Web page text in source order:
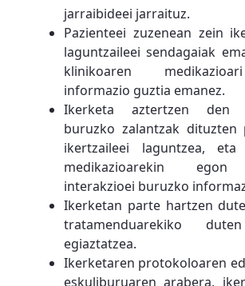
jarraibideei jarraituz.
Pazienteei zuzenean zein
laguntzaileei sendagaiak
klinikoaren
informazio guztia emanez.
Ikerketa aztertzen den
buruzko zalantzak dituzten
ikertzaileei laguntzea,
medikazioarekin egon
interakzioei buruzko
Ikerketan parte hartzen
tratamenduarekiko
egiaztatzea.
Ikerketaren protokoloaren
eskuliburuaren arabera,